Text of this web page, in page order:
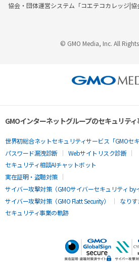
協会・団体運営システム「コエテコカレッジ|協
© GMO Media, Inc. All
GMOインターネットグループのセキュリテ
世界初総合ネットセキュリティサービス「GMOセキ
パスワード漏洩診断
Webサイトリスク診断
セキュリティ相談AIチャットボット
実在証明・盗聴対策
サイバー攻撃対策（GMOサイバーセキュリティ by
サイバー攻撃対策（GMO Flatt Security）
なり
セキュリティ事業の軌跡